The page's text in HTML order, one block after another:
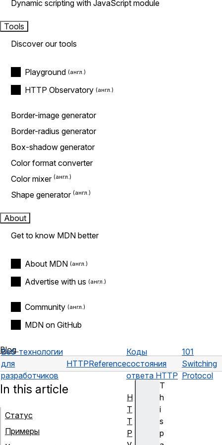
Dynamic scripting with JavaScript module
Tools
Discover our tools
Playground
HTTP Observatory
Border-image generator
Border-radius generator
Box-shadow generator
Color format converter
Color mixer
Shape generator
About
Get to know MDN better
About MDN
Advertise with us
Community
MDN on GitHub
Blog
Веб-технологии
для
разработчиков
HTTPReference
Коды
состояния
ответа HTTP
101
Switching
Protocol
T
h
i
s
p
In this article
Статус
Примеры
H
T
T
P